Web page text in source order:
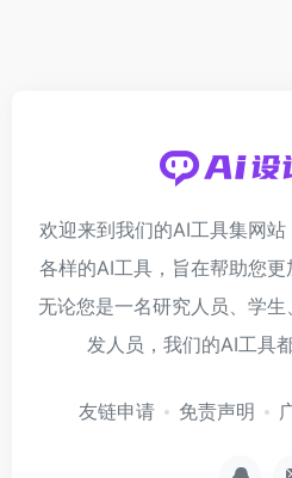
欢迎来到我们的AI工具集网
各样的AI工具，旨在帮助您更
无论您是一名研究人员、学
发人员，我们的AI工具
友链申请 免责声明